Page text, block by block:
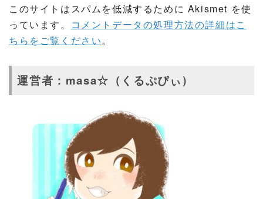
このサイトはスパムを低減するために Akismet を使
っています。
コメントデータの処理方法の詳細はこ
ちらをご覧ください。
運営者：masa☆（くるぷぴぃ）